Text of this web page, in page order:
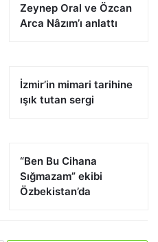
Zeynep Oral ve Özcan
Arca Nâzım’ı anlattı
İzmir’in mimari tarihine
ışık tutan sergi
“Ben Bu Cihana
Sığmazam” ekibi
Özbekistan’da